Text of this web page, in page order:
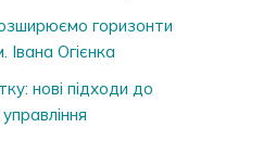
горизонти
Огієнка
нові підходи до